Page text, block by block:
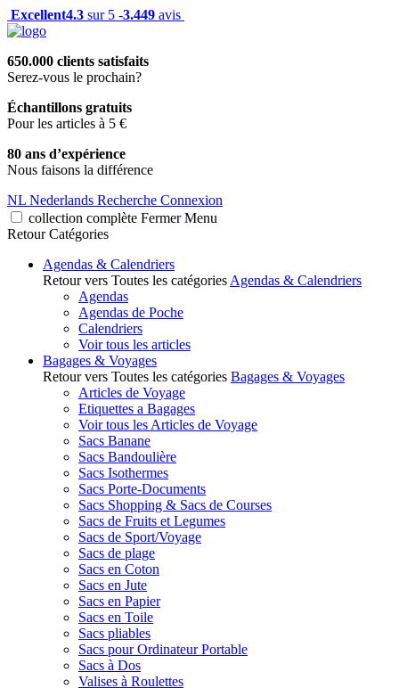
Excellent4.3 sur 5 -3.449 avis
650.000 clients satisfaits
Serez-vous le prochain?
Échantillons gratuits
Pour les articles à 5 €
80 ans d’expérience
Nous faisons la différence
NL Nederlands Recherche Connexion
collection complète Fermer Menu
Retour Catégories
Agendas & Calendriers
Retour vers Toutes les catégories Agendas & Calendriers
Agendas
Agendas de Poche
Calendriers
Voir tous les articles
Bagages & Voyages
Retour vers Toutes les catégories Bagages & Voyages
Articles de Voyage
Etiquettes a Bagages
Voir tous les Articles de Voyage
Sacs Banane
Sacs Bandoulière
Sacs Isothermes
Sacs Porte-Documents
Sacs Shopping & Sacs de Courses
Sacs de Fruits et Legumes
Sacs de Sport/Voyage
Sacs de plage
Sacs en Coton
Sacs en Jute
Sacs en Papier
Sacs en Toile
Sacs pliables
Sacs pour Ordinateur Portable
Sacs à Dos
Valises à Roulettes